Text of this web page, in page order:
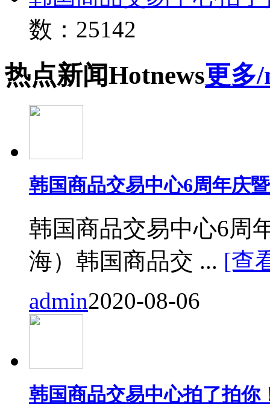
数：25142
热点新闻Hotnews更多
韩国商品交易中心6周年庆
韩国商品交易中心6周
海）韩国商品交 ... [查
admin2020-08-06
韩国商品交易中心拍了拍你